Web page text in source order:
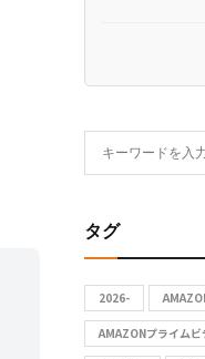
e
r
c
h
f
o
タグ
2026-
AMAZONプライムビ